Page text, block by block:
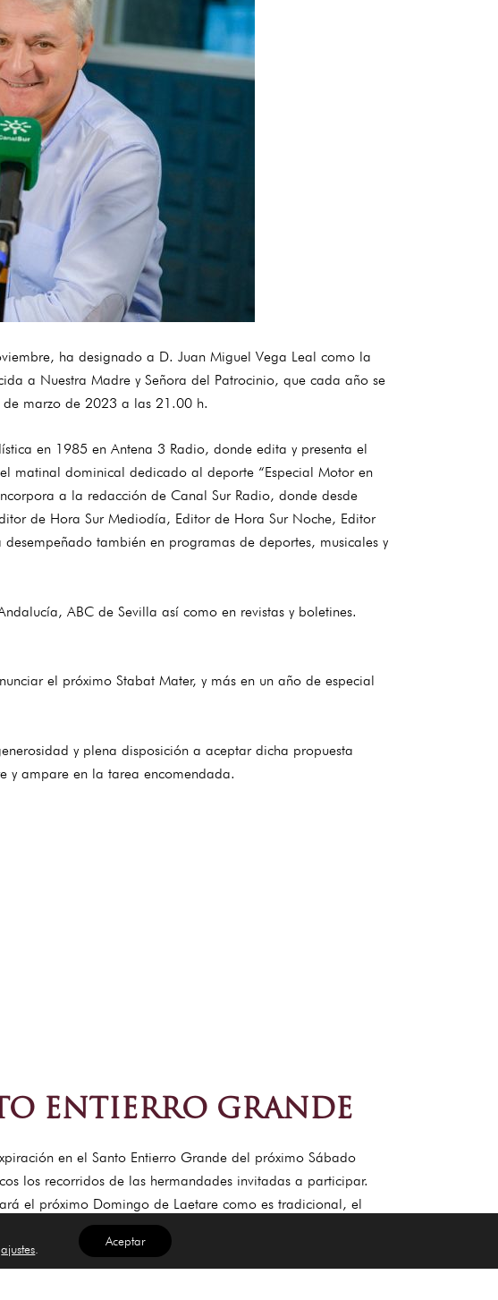
ha designado a D. Juan Miguel Vega Leal como la
a Nuestra Madre y Señora del Patrocinio, que cada año se
marzo de 2023 a las 21.00 h.
en 1985 en Antena 3 Radio, donde edita y presenta el
matinal dominical dedicado al deporte “Especial Motor en
a la redacción de Canal Sur Radio, donde desde
de Hora Sur Mediodía, Editor de Hora Sur Noche, Editor
también en programas de deportes, musicales y
ABC de Sevilla así como en revistas y boletines.
el próximo Stabat Mater, y más en un año de especial
y plena disposición a aceptar dicha propuesta
y ampare en la tarea encomendada.
ENTIERRO GRANDE
en el Santo Entierro Grande del próximo Sábado
los recorridos de las hermandades invitadas a participar.
el próximo Domingo de Laetare como es tradicional, el
San Laureano, Alfonso XII, Campana (Paso 19:55),
ajustes
Aceptar